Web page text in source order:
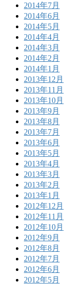
2014年7月
2014年6月
2014年5月
2014年4月
2014年3月
2014年2月
2014年1月
2013年12月
2013年11月
2013年10月
2013年9月
2013年8月
2013年7月
2013年6月
2013年5月
2013年4月
2013年3月
2013年2月
2013年1月
2012年12月
2012年11月
2012年10月
2012年9月
2012年8月
2012年7月
2012年6月
2012年5月